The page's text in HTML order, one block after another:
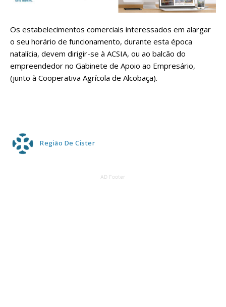
Os estabelecimentos comerciais interessados em alargar
o seu horário de funcionamento, durante esta época
natalícia, devem dirigir-se à ACSIA, ou ao balcão do
empreendedor no Gabinete de Apoio ao Empresário,
(junto à Cooperativa Agrícola de Alcobaça).
Região De Cister
AD Footer